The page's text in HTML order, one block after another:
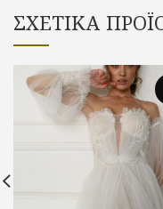
ΣΧΕΤΙΚΆ